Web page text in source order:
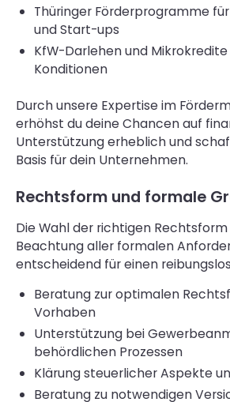
Thüringer Förderprogramme
und Start-ups
KfW-Darlehen und
Konditionen
Durch unsere Expertise im
erhöhst du deine Chancen auf
Unterstützung erheblich und
Basis für dein Unternehmen.
Rechtsform und formale
Die Wahl der richtigen Rechtsform
Beachtung aller formalen
entscheidend für einen
Beratung zur optimalen
Vorhaben
Unterstützung bei
behördlichen Prozessen
Klärung steuerlicher Aspekte
Beratung zu notwendigen